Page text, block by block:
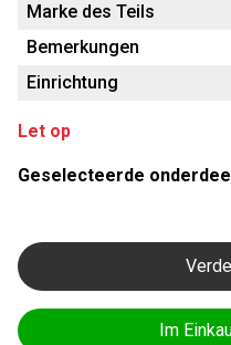
Marke des Teils
Bemerkungen
Einrichtung
Let op
Geselecteerde
Im